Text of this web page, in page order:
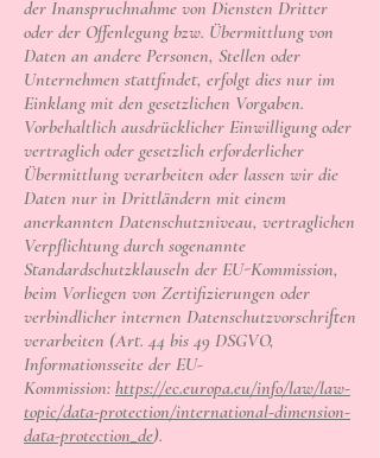
der Inanspruchnahme von Diensten Dritter
oder der Offenlegung bzw. Übermittlung von
Daten an andere Personen, Stellen oder
Unternehmen stattfindet, erfolgt dies nur im
Einklang mit den gesetzlichen Vorgaben.
Vorbehaltlich ausdrücklicher Einwilligung oder
vertraglich oder gesetzlich erforderlicher
Übermittlung verarbeiten oder lassen wir die
Daten nur in Drittländern mit einem
anerkannten Datenschutzniveau, vertraglichen
Verpflichtung durch sogenannte
Standardschutzklauseln der EU-Kommission,
beim Vorliegen von Zertifizierungen oder
verbindlicher internen Datenschutzvorschriften
verarbeiten (Art. 44 bis 49 DSGVO,
Informationsseite der EU-
Kommission: https://ec.europa.eu/info/law/law-
topic/data-protection/international-dimension-
data-protection_de).